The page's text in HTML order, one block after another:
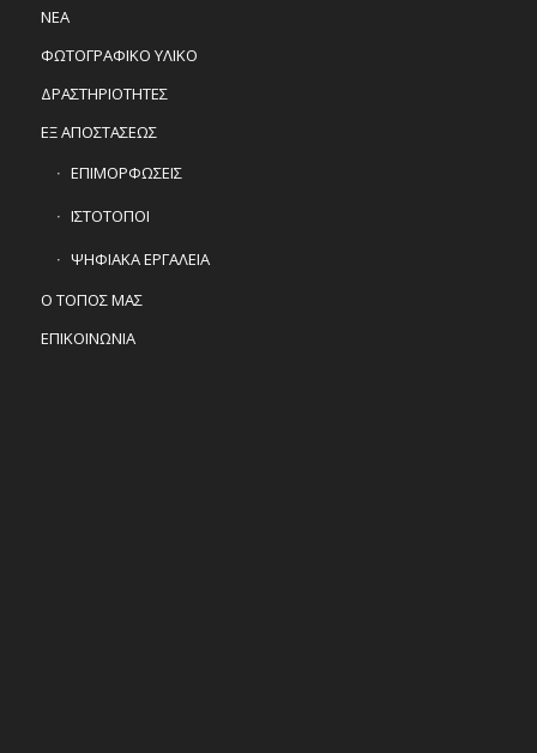
ΝΕΑ
ΦΩΤΟΓΡΑΦΙΚΟ ΥΛΙΚΟ
ΔΡΑΣΤΗΡΙΟΤΗΤΕΣ
ΕΞ ΑΠΟΣΤΑΣΕΩΣ
ΕΠΙΜΟΡΦΩΣΕΙΣ
ΙΣΤΟΤΟΠΟΙ
ΨΗΦΙΑΚΑ ΕΡΓΑΛΕΙΑ
Ο ΤΟΠΟΣ ΜΑΣ
ΕΠΙΚΟΙΝΩΝΙΑ